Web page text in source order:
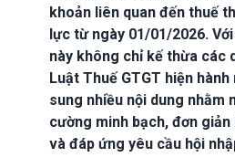
khoản liên quan đến thuế
lực từ ngày 01/01/2026.
này không chỉ kế thừa các
Luật Thuế GTGT hiện
sung nhiều nội dung nhằm
cường minh bạch, đơn
và đáp ứng yêu cầu hội